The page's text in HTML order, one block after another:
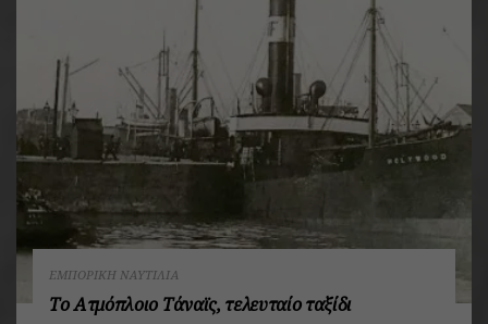
ΕΜΠΟΡΙΚΉ ΝΑΥΤΙΛΊΑ
Το Ατμόπλοιο Τάναϊς, τελευταίο ταξίδι